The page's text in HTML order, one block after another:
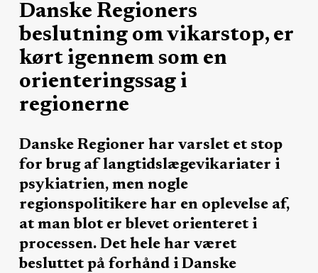
Danske Regioners
beslutning om vikarstop, er
kørt igennem som en
orienteringssag i
regionerne
Danske Regioner har varslet et stop
for brug af langtidslægevikariater i
psykiatrien, men nogle
regionspolitikere har en oplevelse af,
at man blot er blevet orienteret i
processen. Det hele har været
besluttet på forhånd i Danske